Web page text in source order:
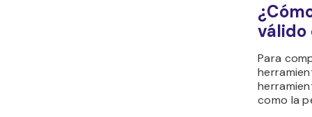
válido
Para
como la